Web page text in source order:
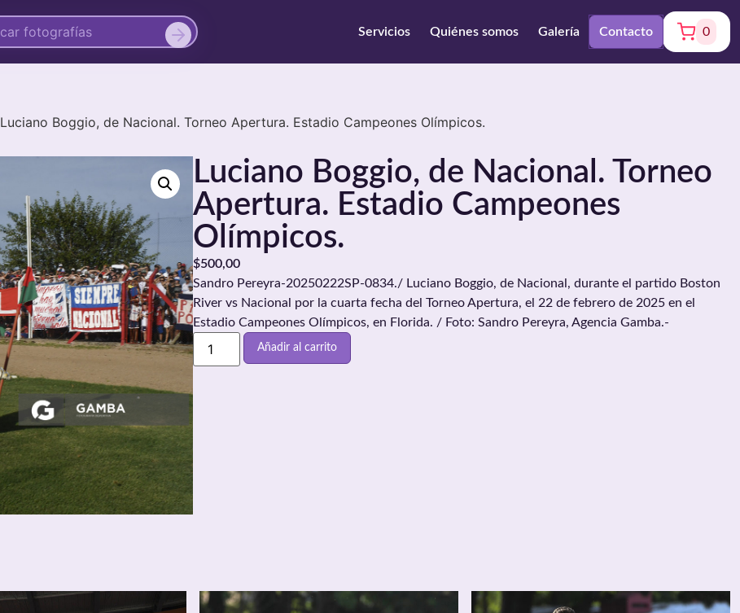
Servicios Quiénes somos Galería Contacto 0
Luciano Boggio, de Nacional. Torneo Apertura. Estadio Campeones Olímpicos.
Luciano Boggio, de Nacional. Torneo
Apertura. Estadio Campeones
Olímpicos.
$500,00
Sandro Pereyra-20250222SP-0834./ Luciano Boggio, de Nacional, durante el partido Boston
River vs Nacional por la cuarta fecha del Torneo Apertura, el 22 de febrero de 2025 en el
Estadio Campeones Olímpicos, en Florida. / Foto: Sandro Pereyra, Agencia Gamba.-
Añadir al carrito